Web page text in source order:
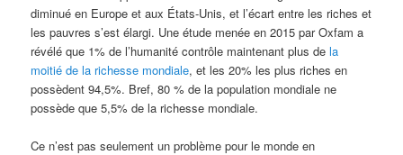
diminué en Europe et aux États-Unis, et l’écart entre les riches et
les pauvres s’est élargi. Une étude menée en 2015 par Oxfam a
révélé que 1% de l’humanité contrôle maintenant plus dela
moitié de la richesse mondiale, et les 20% les plus riches en
possèdent 94,5%. Bref, 80 % de la population mondiale ne
possède que 5,5% de la richesse mondiale.
Ce n’est pas seulement un problème pour le monde en